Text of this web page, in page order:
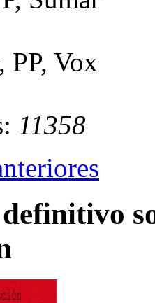
PP, Vox
11358